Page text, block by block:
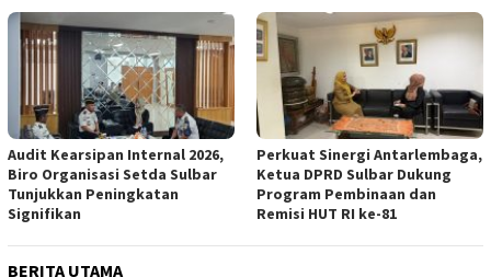
Audit Kearsipan Internal 2026,
Biro Organisasi Setda Sulbar
Tunjukkan Peningkatan
Signifikan
Perkuat Sinergi Antarlembaga,
Ketua DPRD Sulbar Dukung
Program Pembinaan dan
Remisi HUT RI ke-81
BERITA UTAMA